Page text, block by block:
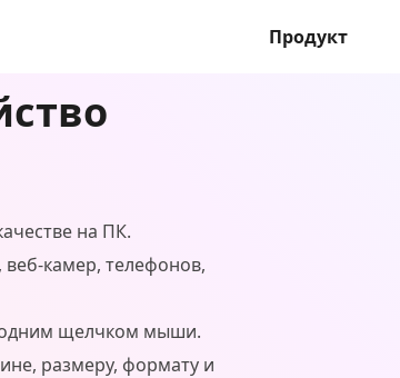
Продукт
на ПК.
камер, телефонов,
одним щелчком мыши.
размеру, формату и